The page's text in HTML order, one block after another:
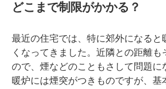
どこまで制限がかかる？
最近の住宅では、特に郊外になると
くなってきました。近隣との距離も
ので、煙などのこともさして問題に
暖炉には煙突がつきものですが、基